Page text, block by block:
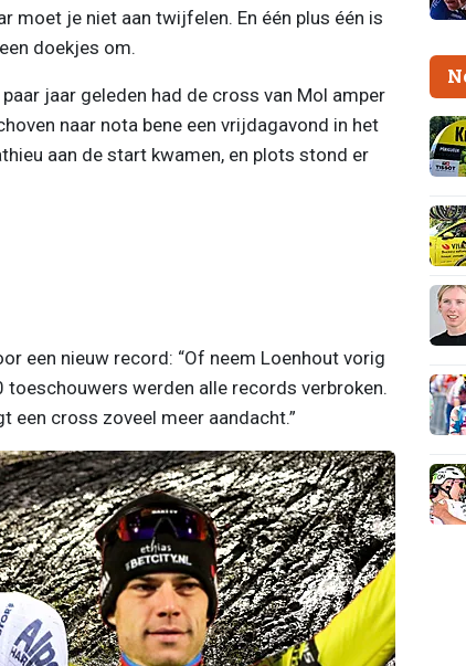
moet je niet aan twijfelen. En één plus één is
doekjes om.
jaar geleden had de cross van Mol amper
naar nota bene een vrijdagavond in het
aan de start kwamen, en plots stond er
een nieuw record: “Of neem Loenhout vorig
toeschouwers werden alle records verbroken.
een cross zoveel meer aandacht.”